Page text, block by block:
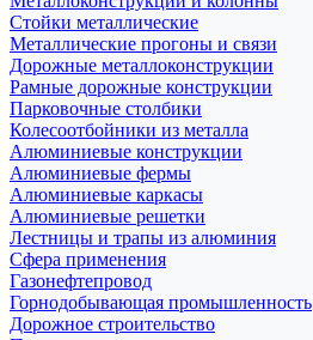
Стойки металлические
Металлические прогоны и связи
Дорожные металлоконструкции
Рамные дорожные конструкции
Парковочные столбики
Колесоотбойники из металла
Алюминиевые конструкции
Алюминиевые фермы
Алюминиевые каркасы
Алюминиевые решетки
Лестницы и трапы из алюминия
Сфера применения
Газонефтепровод
Горнодобывающая промышленность
Дорожное строительство